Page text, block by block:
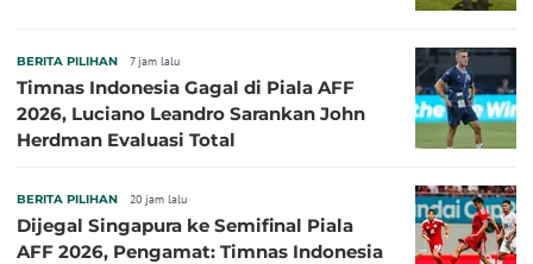
BERITA PILIHAN 7 jam lalu
Timnas Indonesia Gagal di Piala AFF
2026, Luciano Leandro Sarankan John
Herdman Evaluasi Total
BERITA PILIHAN 20 jam lalu
Dijegal Singapura ke Semifinal Piala
AFF 2026, Pengamat: Timnas Indonesia